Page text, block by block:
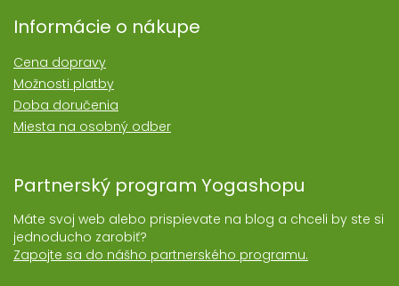
Informácie o nákupe
Cena dopravy
Možnosti platby
Doba doručenia
Miesta na osobný odber
Partnerský program Yogashopu
Máte svoj web alebo prispievate na blog a chceli by ste si
jednoducho zarobiť?
Zapojte sa do nášho partnerského programu.